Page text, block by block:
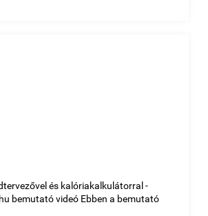
és kalóriakalkulátorral -
bemutató videó Ebben a bemutató